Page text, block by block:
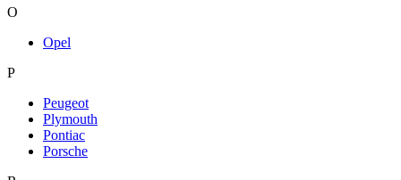
O
Opel
P
Peugeot
Plymouth
Pontiac
Porsche